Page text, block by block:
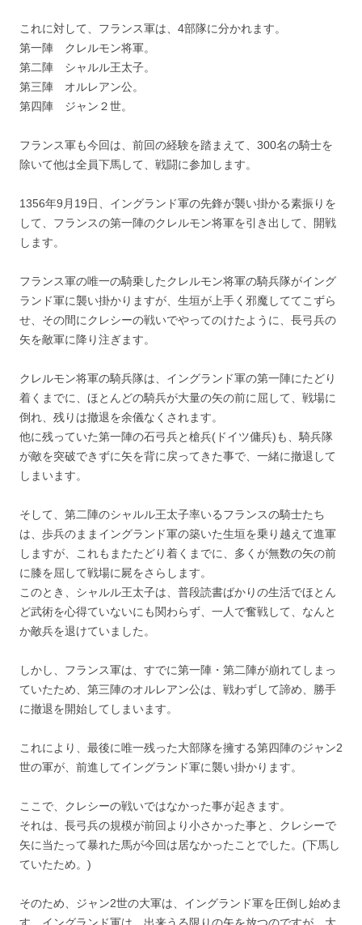
これに対して、フランス軍は、4部隊に分かれます。
第一陣 クレルモン将軍。
第二陣 シャルル王太子。
第三陣 オルレアン公。
第四陣 ジャン２世。
フランス軍も今回は、前回の経験を踏まえて、300名の騎士を
除いて他は全員下馬して、戦闘に参加します。
1356年9月19日、イングランド軍の先鋒が襲い掛かる素振りを
して、フランスの第一陣のクレルモン将軍を引き出して、開戦
します。
フランス軍の唯一の騎乗したクレルモン将軍の騎兵隊がイング
ランド軍に襲い掛かりますが、生垣が上手く邪魔しててこずら
せ、その間にクレシーの戦いでやってのけたように、長弓兵の
矢を敵軍に降り注ぎます。
クレルモン将軍の騎兵隊は、イングランド軍の第一陣にたどり
着くまでに、ほとんどの騎兵が大量の矢の前に屈して、戦場に
倒れ、残りは撤退を余儀なくされます。
他に残っていた第一陣の石弓兵と槍兵(ドイツ傭兵)も、騎兵隊
が敵を突破できずに矢を背に戻ってきた事で、一緒に撤退して
しまいます。
そして、第二陣のシャルル王太子率いるフランスの騎士たち
は、歩兵のままイングランド軍の築いた生垣を乗り越えて進軍
しますが、これもまたたどり着くまでに、多くが無数の矢の前
に膝を屈して戦場に屍をさらします。
このとき、シャルル王太子は、普段読書ばかりの生活でほとん
ど武術を心得ていないにも関わらず、一人で奮戦して、なんと
か敵兵を退けていました。
しかし、フランス軍は、すでに第一陣・第二陣が崩れてしまっ
ていたため、第三陣のオルレアン公は、戦わずして諦め、勝手
に撤退を開始してしまいます。
これにより、最後に唯一残った大部隊を擁する第四陣のジャン2
世の軍が、前進してイングランド軍に襲い掛かります。
ここで、クレシーの戦いではなかった事が起きます。
それは、長弓兵の規模が前回より小さかった事と、クレシーで
矢に当たって暴れた馬が今回は居なかったことでした。(下馬し
ていたため。)
そのため、ジャン2世の大軍は、イングランド軍を圧倒し始めま
す。イングランド軍は、出来うる限りの矢を放つのですが、大